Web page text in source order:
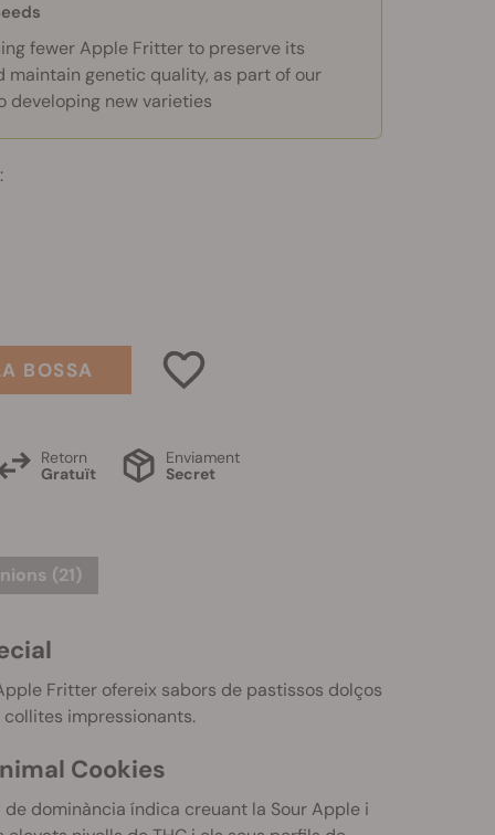
fewer Apple Fritter to preserve its
maintain genetic quality, as part of our
developing new varieties
:
BOSSA
Retorn
Gratuït
Enviament
Secret
(21)
Fritter ofereix sabors de pastissos dolços
impressionants.
Cookies
dominància índica creuant la Sour Apple i